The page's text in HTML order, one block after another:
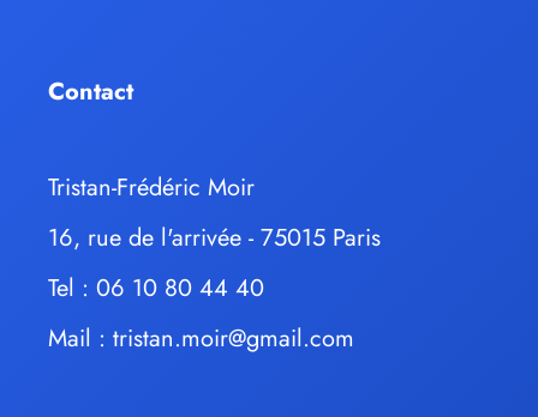
Contact
Tristan-Frédéric Moir
16, rue de l'arrivée - 75015 Paris
Tel : 06 10 80 44 40
Mail : tristan.moir@gmail.com